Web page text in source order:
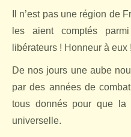
Il n’est pas une région de
les aient comptés
libérateurs ! Honneur à eux !
De nos jours une aube
par des années de
tous donnés pour que
universelle.